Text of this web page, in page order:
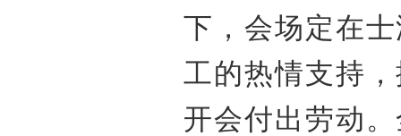
下，会场定在
工的热情支持
开会付出劳动